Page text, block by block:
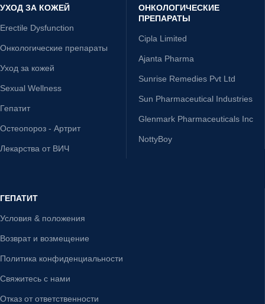
УХОД ЗА КОЖЕЙ
Erectile Dysfunction
Онкологические препараты
Уход за кожей
Sexual Wellness
Гепатит
Остеопороз - Артрит
Лекарства от ВИЧ
ОНКОЛОГИЧЕСКИЕ
ПРЕПАРАТЫ
Cipla Limited
Ajanta Pharma
Sunrise Remedies Pvt Ltd
Sun Pharmaceutical Industries
Glenmark Pharmaceuticals Inc
NottyBoy
ГЕПАТИТ
Условия & положения
Возврат и возмещение
Политика конфиденциальности
Свяжитесь с нами
Отказ от ответственности